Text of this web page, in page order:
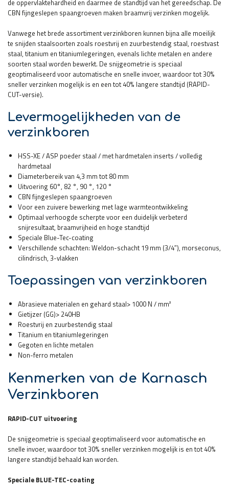
de oppervlaktehardheid en daarmee de standtijd van het gereedschap. De
CBN fijngeslepen spaangroeven maken braamvrij verzinken mogelijk.
Vanwege het brede assortiment verzinkboren kunnen bijna alle moeilijk
te snijden staalsoorten zoals roestvrij en zuurbestendig staal, roestvast
staal, titanium en titaniumlegeringen, evenals lichte metalen en andere
soorten staal worden bewerkt. De snijgeometrie is speciaal
geoptimaliseerd voor automatische en snelle invoer, waardoor tot 30%
sneller verzinken mogelijk is en een tot 40% langere standtijd (RAPID-
CUT-versie).
Levermogelijkheden van de
verzinkboren
HSS-XE / ASP poeder staal / met hardmetalen inserts / volledig
hardmetaal
Diameterbereik van 4,3 mm tot 80 mm
Uitvoering 60°, 82 °, 90 °, 120 °
CBN fijngeslepen spaangroeven
Voor een zuivere bewerking met lage warmteontwikkeling
Optimaal verhoogde scherpte voor een duidelijk verbeterd
snijresultaat, braamvrijheid en hoge standtijd
Speciale Blue-Tec-coating
Verschillende schachten: Weldon-schacht 19 mm (3/4″), morseconus,
cilindrisch, 3-vlakken
Toepassingen van verzinkboren
Abrasieve materialen en gehard staal> 1000 N / mm²
Gietijzer (GG)> 240HB
Roestvrij en zuurbestendig staal
Titanium en titaniumlegeringen
Gegoten en lichte metalen
Non-ferro metalen
Kenmerken van de Karnasch
Verzinkboren
RAPID-CUT uitvoering
De snijgeometrie is speciaal geoptimaliseerd voor automatische en
snelle invoer, waardoor tot 30% sneller verzinken mogelijk is en tot 40%
langere standtijd behaald kan worden.
Speciale BLUE-TEC-coating